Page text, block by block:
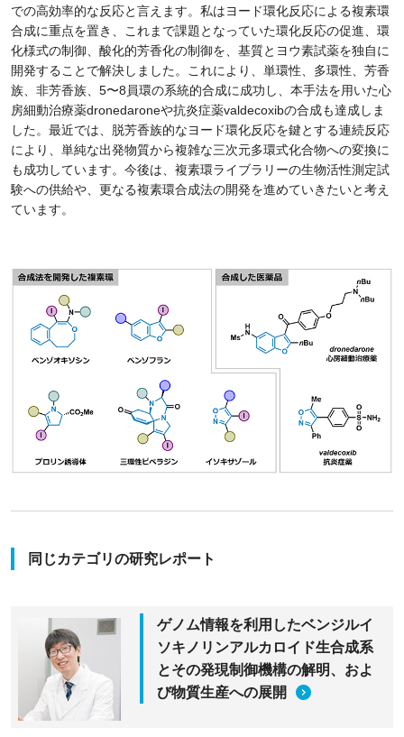
での高効率的な反応と言えます。私はヨード環化反応による複素環
合成に重点を置き、これまで課題となっていた環化反応の促進、環
化様式の制御、酸化的芳香化の制御を、基質とヨウ素試薬を独自に
開発することで解決しました。これにより、単環性、多環性、芳香
族、非芳香族、5〜8員環の系統的合成に成功し、本手法を用いた心
房細動治療薬dronedaroneや抗炎症薬valdecoxibの合成も達成しま
した。最近では、脱芳香族的なヨード環化反応を鍵とする連続反応
により、単純な出発物質から複雑な三次元多環式化合物への変換に
も成功しています。今後は、複素環ライブラリーの生物活性測定試
験への供給や、更なる複素環合成法の開発を進めていきたいと考え
ています。
同じカテゴリの研究レポート
ゲノム情報を利用したベンジルイ
ソキノリンアルカロイド生合成系
とその発現制御機構の解明、およ
び物質生産への展開